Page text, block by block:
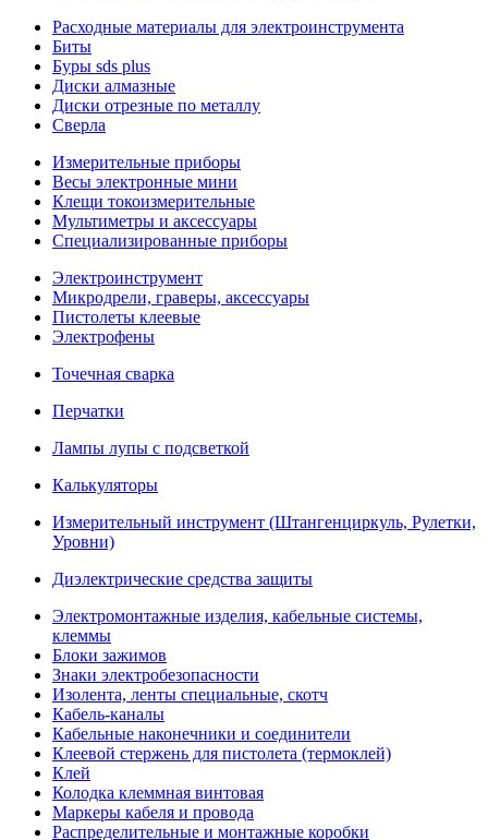
Расходные материалы для электроинструмента
Биты
Буры sds plus
Диски алмазные
Диски отрезные по металлу
Сверла
Измерительные приборы
Весы электронные мини
Клещи токоизмерительные
Мультиметры и аксессуары
Специализированные приборы
Электроинструмент
Микродрели, граверы, аксессуары
Пистолеты клеевые
Электрофены
Точечная сварка
Перчатки
Лампы лупы с подсветкой
Калькуляторы
Измерительный инструмент (Штангенциркуль, Рулетки,
Уровни)
Диэлектрические средства защиты
Электромонтажные изделия, кабельные системы,
клеммы
Блоки зажимов
Знаки электробезопасности
Изолента, ленты специальные, скотч
Кабель-каналы
Кабельные наконечники и соединители
Клеевой стержень для пистолета (термоклей)
Клей
Колодка клеммная винтовая
Маркеры кабеля и провода
Распределительные и монтажные коробки